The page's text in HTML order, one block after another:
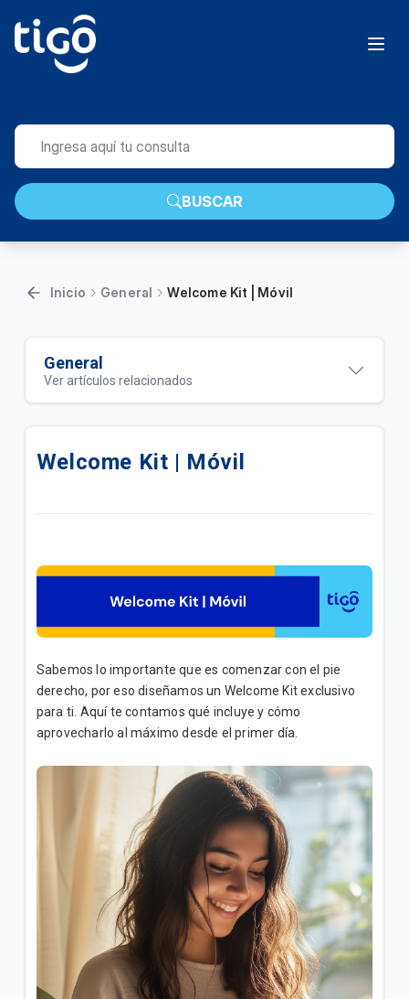
BUSCAR
Inicio General Welcome Kit | Móvil
General
Ver artículos relacionados
Nueva Tarjeta de Crédito Tigo & Banco Cuscatlán
Actualización de cuenta de facturación por
Transacciones en Tigo Store | General
Detalle de llamadas desde Mi Tigo | Móvil
Welcome Kit | Convergente
Visitas técnicas: Consulta, reagendamiento y
cancelación| General
Welcome Kit | Residencial
Transacciones Tigo Money en nuestras Tigo Stores
Horarios y gestiones de tiendas y mini tiendas Tigo
VER MÁS
Welcome Kit | Móvil
Sabemos lo importante que es comenzar con el pie
derecho, por eso diseñamos un Welcome Kit exclusivo
para ti. Aquí te contamos qué incluye y cómo
aprovecharlo al máximo desde el primer día.